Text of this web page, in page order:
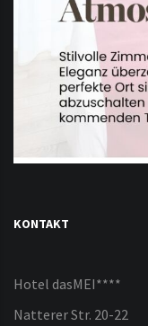
KONTAKT
Hotel dasMEI****
Natterer Str. 20-22